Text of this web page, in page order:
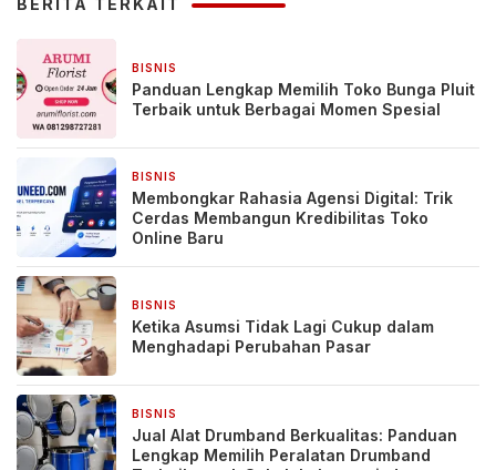
BERITA TERKAIT
BISNIS
Panduan Lengkap Memilih Toko Bunga Pluit
Terbaik untuk Berbagai Momen Spesial
BISNIS
Membongkar Rahasia Agensi Digital: Trik
Cerdas Membangun Kredibilitas Toko
Online Baru
BISNIS
Ketika Asumsi Tidak Lagi Cukup dalam
Menghadapi Perubahan Pasar
BISNIS
Jual Alat Drumband Berkualitas: Panduan
Lengkap Memilih Peralatan Drumband